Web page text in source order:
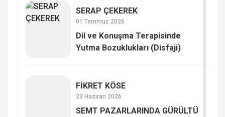
SERAP ÇE­KE­REK
01 Temmuz 2026
Dil ve Konuşma Terapisinde
Yutma Bozuklukları (Disfaji)
FİKRET KÖSE
23 Haziran 2026
SEMT PAZARLARINDA GÜRÜLTÜ